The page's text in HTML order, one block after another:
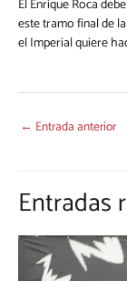
El Enrique Roca
este tramo final de
el Imperial quiere
← Entrada anterior
Entradas